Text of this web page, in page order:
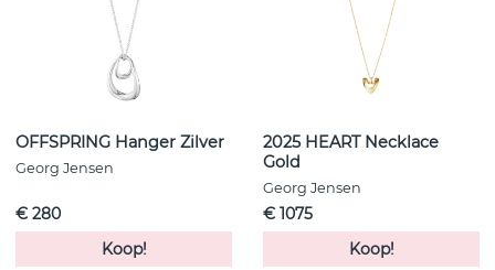
OFFSPRING Hanger Zilver
Georg Jensen
€ 280
Koop!
2025 HEART Necklace
Gold
Georg Jensen
€ 1075
Koop!